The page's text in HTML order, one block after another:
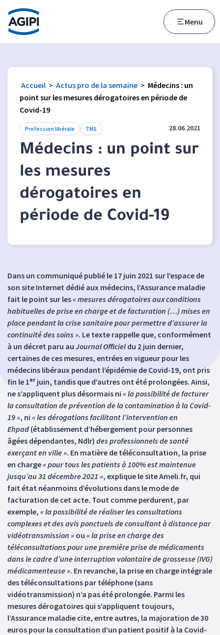
Accès au menu
Accès au contenu principal
Menu
Accueil > Actus pro de la semaine > Médecins : un
point sur les mesures dérogatoires en période de
Covid-19
Profession libérale TNS 28.06.2021
Médecins : un point sur
les mesures
dérogatoires en
période de Covid-19
Dans un communiqué publié le 17 juin 2021 sur l’espace de
son site Internet dédié aux médecins, l’Assurance maladie
fait le point sur les« mesures dérogatoires aux conditions
habituelles de prise en charge et de facturation (…) mises en
place pendant la crise sanitaire pour permettre d’assurer la
continuité des soins ». Le texte rappelle que, conformément
à un décret paru au Journal Officieldu 2 juin dernier,
certaines de ces mesures, entrées en vigueur pour les
médecins libéraux pendant l’épidémie de Covid-19, ont pris
fin le 1er juin, tandis que d’autres ont été prolongées. Ainsi,
ne s’appliquent plus désormais ni « la possibilité de facturer
la consultation de prévention de la contamination à la Covid-
19 », ni « les dérogations facilitant l’intervention en
Ehpad (établissement d’hébergement pour personnes
âgées dépendantes, Ndlr) des professionnels de santé
exerçant en ville ». En matière de téléconsultation, la prise
en charge« pour tous les patients à 100% est maintenue
jusqu’au 31 décembre 2021 », explique le site Ameli.fr, qui
fait état néanmoins d’évolutions dans le mode de
facturation de cet acte. Tout comme perdurent, par
exemple, « la possibilité de réaliser les consultations
complexes et des avis ponctuels de consultant à distance par
vidéotransmission » ou « la prise en charge des
téléconsultations pour une première prise de médicaments
dans le cadre d’une interruption volontaire de grossesse (IVG)
médicamenteuse ». En revanche, la prise en charge intégrale
des téléconsultations par téléphone (sans
vidéotransmission) n’a pas été prolongée. Parmi les
mesures dérogatoires qui s’appliquent toujours,
l’Assurance maladie cite, entre autres, la majoration de 30
euros pour la consultation d’un patient positif à la Covid-